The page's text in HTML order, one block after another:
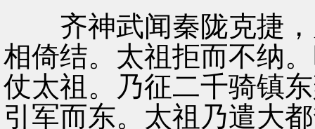
齐神武闻秦陇克捷，
相倚结。太祖拒而不纳
仗太祖。乃征二千骑镇
引军而东。太祖乃遣大